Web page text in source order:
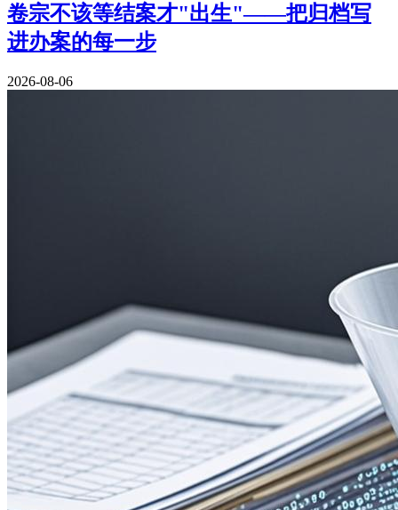
卷宗不该等结案才"出生"——把归档写
进办案的每一步
2026-08-06